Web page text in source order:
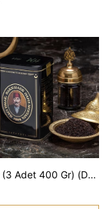
Siyah Çay (3 Adet 400 Gr) (DHL Kargo Dahil)